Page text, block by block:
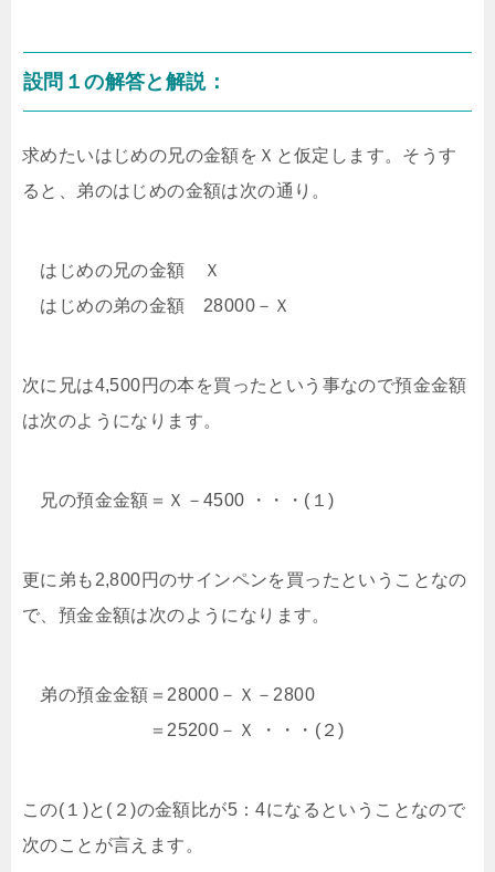
設問１の解答と解説：
求めたいはじめの兄の金額をＸと仮定します。そうす
ると、弟のはじめの金額は次の通り。
はじめの兄の金額 Ｘ
はじめの弟の金額 28000－Ｘ
次に兄は4,500円の本を買ったという事なので預金金額
は次のようになります。
兄の預金金額＝Ｘ－4500 ・・・(１)
更に弟も2,800円のサインペンを買ったということなの
で、預金金額は次のようになります。
弟の預金金額＝28000－Ｘ－2800
＝25200－Ｘ ・・・(２)
この(１)と(２)の金額比が5：4になるということなので
次のことが言えます。